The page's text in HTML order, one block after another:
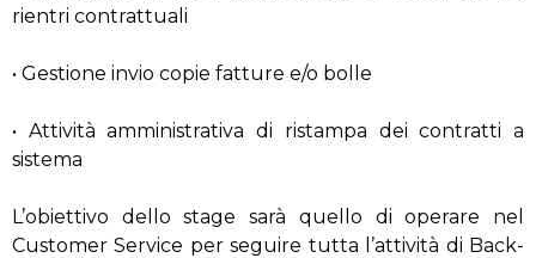
rientri contrattuali
• Gestione invio copie fatture e/o bolle
• Attività amministrativa di ristampa dei contratti a
sistema
L’obiettivo dello stage sarà quello di operare nel
Customer Service per seguire tutta l’attività di Back-